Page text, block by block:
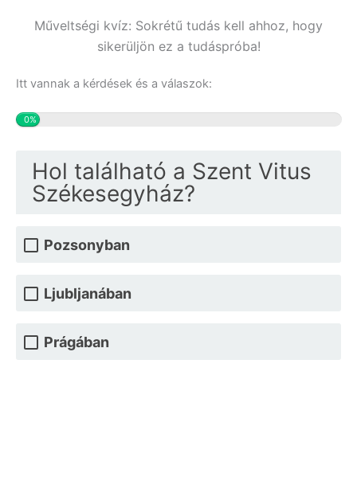
Műveltségi kvíz: Sokrétű tudás kell ahhoz, hogy
sikerüljön ez a tudáspróba!
Itt vannak a kérdések és a válaszok:
0%
Hol található a Szent Vitus
Székesegyház?
Pozsonyban
Ljubljanában
Prágában